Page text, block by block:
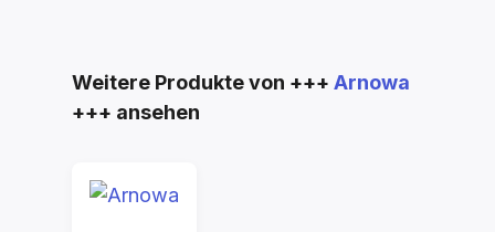
Produktgalerie überspringen
Weitere Produkte von +++ Arnowa
+++ ansehen